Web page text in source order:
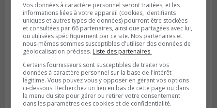
SAINT-LAMBERT
Publié le 4 août 2026 à 12h00
Une conseillère de Saint-Lambert craint le
développement de MET
Vos données à caractère personnel seront traitées, et les
informations liées à votre appareil (cookies, identifiants
uniques et autres types de données) pourront être stockées
et consultées par 66 partenaires, ainsi que partagées avec lui,
ou utilisées spécifiquement par ce site. Nos partenaires et
nous-mêmes sommes susceptibles d'utiliser des données de
géolocalisation précises. Liste des partenaires.
Certains fournisseurs sont susceptibles de traiter vos
données à caractère personnel sur la base de l'intérêt
légitime. Vous pouvez vous y opposer en gérant vos options
ci-dessous. Recherchez un lien en bas de cette page ou dans
le menu du site pour gérer ou retirer votre consentement
dans les paramètres des cookies et de confidentialité.